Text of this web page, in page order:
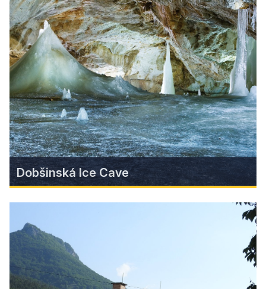
Rímsky ľadopád v Betliari
Mrazivé počasie prinieslo do parku kaštieľa
Betliar úžasný prírodný úkaz!
Find more
Dobšinská Ice Cave
Dobšinská Ice Cave